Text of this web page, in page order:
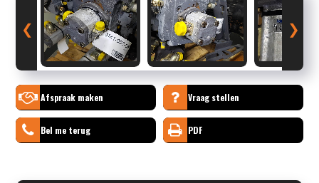
❮ ❯
Afspraak maken Vraag stellen
Bel me terug PDF